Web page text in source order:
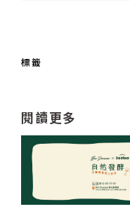
標籤
閱讀更多